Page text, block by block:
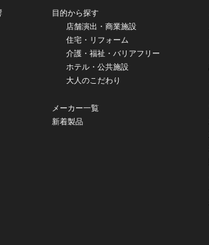
目的から探す
店舗演出・商業施設
住宅・リフォーム
介護・福祉・バリアフリー
ホテル・公共施設
大人のこだわり
メーカー一覧
新着製品